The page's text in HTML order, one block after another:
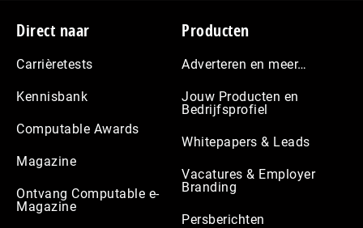
Footer
Direct naar
Carrièretests
Kennisbank
Computable Awards
Magazine
Ontvang Computable e-
Magazine
Producten
Adverteren en meer…
Jouw Producten en
Bedrijfsprofiel
Whitepapers & Leads
Vacatures & Employer
Branding
Persberichten